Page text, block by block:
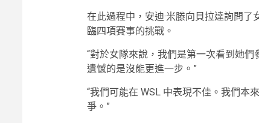
在此過程中，安迪·米滕向貝拉達詢問
臨四項賽事的挑戰。
“對於女隊來說，我們是第一次看到她
遺憾的是沒能更進一步。”
“我們可能在 WSL 中表現不佳。我們本
爭。”